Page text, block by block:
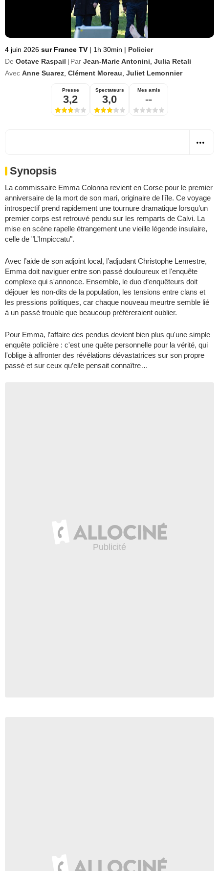
4 juin 2026 sur France TV | 1h 30min | Policier
De Octave Raspail Par Jean-Marie Antonini Julia Retali
Avec Anne Suarez Clément Moreau Juliet Lemonnier
Presse
3,2
Spectateurs
3,0
Mes amis
--
Synopsis
La commissaire Emma Colonna revient en Corse pour le premier
anniversaire de la mort de son mari, originaire de l'île. Ce voyage
introspectif prend rapidement une tournure dramatique lorsqu’un
premier corps est retrouvé pendu sur les remparts de Calvi. La
mise en scène rapelle étrangement une vieille légende insulaire,
celle de "L’Impiccatu".
Avec l’aide de son adjoint local, l’adjudant Christophe Lemestre,
Emma doit naviguer entre son passé douloureux et l'enquête
complexe qui s'annonce. Ensemble, le duo d’enquêteurs doit
déjouer les non-dits de la population, les tensions entre clans et
les pressions politiques, car chaque nouveau meurtre semble lié
à un passé trouble que beaucoup préfèreraient oublier.
Pour Emma, l’affaire des pendus devient bien plus qu'une simple
enquête policière : c'est une quête personnelle pour la vérité, qui
l'oblige à affronter des révélations dévastatrices sur son propre
passé et sur ceux qu’elle pensait connaître…